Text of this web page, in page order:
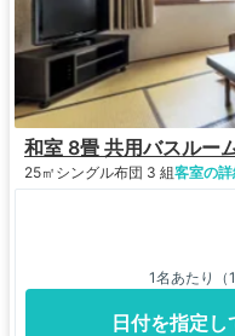
和室 8畳 共用バスルー
25㎡ シングル布団 3 組客室の
1名あたり（
日付を指定